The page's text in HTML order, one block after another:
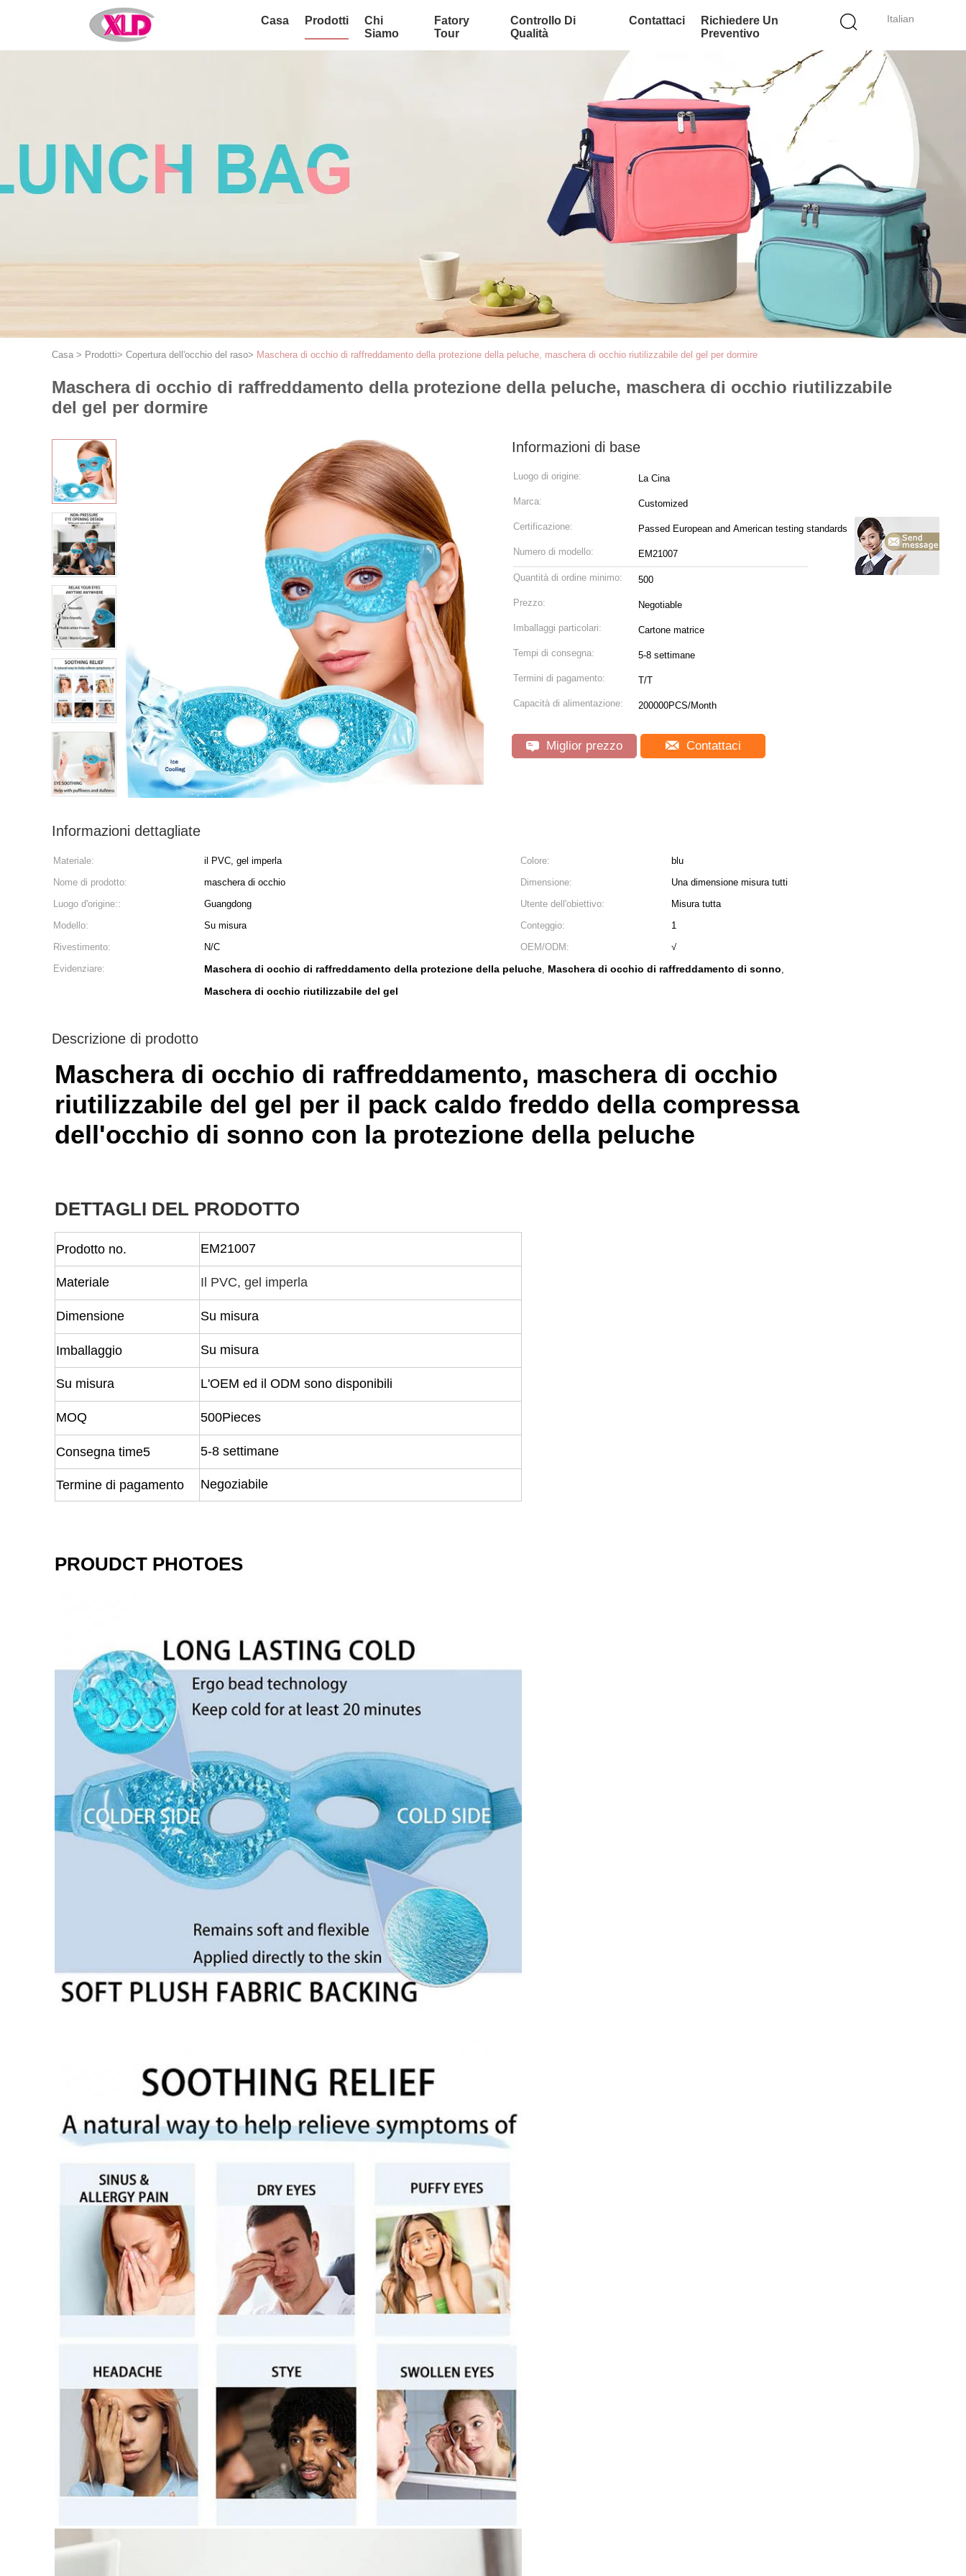
Italian
Casa Prodotti
Chi
Siamo
Fatory
Tour
Controllo Di
Qualità
Contattaci
Richiedere Un
Preventivo
Casa > Prodotti> Copertura dell'occhio del raso> Maschera di occhio di raffreddamento della protezione della peluche, maschera di occhio riutilizzabile del gel per dormire
Maschera di occhio di raffreddamento della protezione della peluche, maschera di occhio riutilizzabile
del gel per dormire
Informazioni di base
Luogo di origine: La Cina
Marca: Customized
Certificazione: Passed European and American testing standards
Numero di modello: EM21007
Quantità di ordine minimo: 500
Prezzo: Negotiable
Imballaggi particolari: Cartone matrice
Tempi di consegna: 5-8 settimane
Termini di pagamento: T/T
Capacità di alimentazione: 200000PCS/Month
Miglior prezzo Contattaci
Informazioni dettagliate
Materiale: il PVC, gel imperla Colore:
blu
Nome di prodotto:
maschera di occhio Dimensione:
Una dimensione misura tutti
Luogo d'origine::
Guangdong Utente dell'obiettivo:
Misura tutta
Modello:
Su misura Conteggio:
1
Rivestimento:
N/C OEM/ODM:
√
Evidenziare:
Maschera di occhio di raffreddamento della protezione della peluche, Maschera di occhio di raffreddamento di sonno,
Maschera di occhio riutilizzabile del gel
Descrizione di prodotto
Maschera di occhio di raffreddamento, maschera di occhio
riutilizzabile del gel per il pack caldo freddo della compressa
dell'occhio di sonno con la protezione della peluche
DETTAGLI DEL PRODOTTO
Prodotto no. EM21007
Materiale Il PVC, gel imperla
Dimensione Su misura
Imballaggio Su misura
Su misura L'OEM ed il ODM sono disponibili
MOQ 500Pieces
Consegna time5 5-8 settimane
Termine di pagamento Negoziabile
PROUDCT PHOTOES